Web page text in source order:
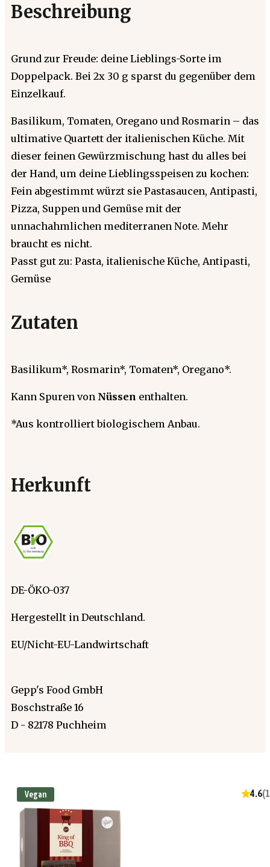
Beschreibung
Grund zur Freude: deine Lieblings-Sorte im
Doppelpack. Bei 2x 30 g sparst du gegenüber dem
Einzelkauf.
Basilikum, Tomaten, Oregano und Rosmarin – das
ultimative Quartett der italienischen Küche. Mit
dieser feinen Gewürzmischung hast du alles bei
der Hand, um deine Lieblingsspeisen zu kochen:
Fein abgestimmt würzt sie Pastasaucen, Antipasti,
Pizza, Suppen und Gemüse mit der
unnachahmlichen mediterranen Note. Mehr
braucht es nicht.
Passt gut zu: Pasta, italienische Küche, Antipasti,
Gemüse
Zutaten
Basilikum*, Rosmarin*, Tomaten*, Oregano*.
Kann Spuren von Nüssen enthalten.
*Aus kontrolliert biologischem Anbau.
Herkunft
DE-ÖKO-037
Hergestellt in Deutschland.
EU/Nicht-EU-Landwirtschaft
Gepp's Food GmbH
Boschstraße 16
D - 82178 Puchheim
Vegan 4.6(